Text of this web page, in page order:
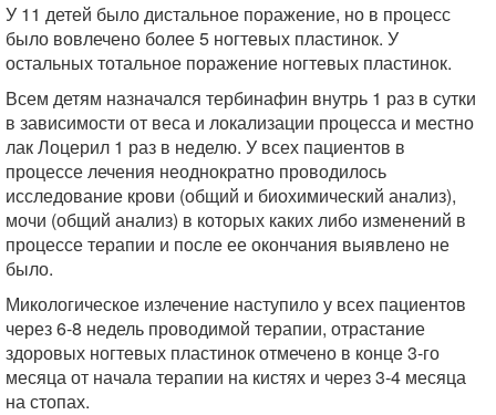
У 11 детей было дистальное поражение, но в процесс
было вовлечено более 5 ногтевых пластинок. У
остальных тотальное поражение ногтевых пластинок.
Всем детям назначался тербинафин внутрь 1 раз в сутки
в зависимости от веса и локализации процесса и местно
лак Лоцерил 1 раз в неделю. У всех пациентов в
процессе лечения неоднократно проводилось
исследование крови (общий и биохимический анализ),
мочи (общий анализ) в которых каких либо изменений в
процессе терапии и после ее окончания выявлено не
было.
Микологическое излечение наступило у всех пациентов
через 6-8 недель проводимой терапии, отрастание
здоровых ногтевых пластинок отмечено в конце 3-го
месяца от начала терапии на кистях и через 3-4 месяца
на стопах.